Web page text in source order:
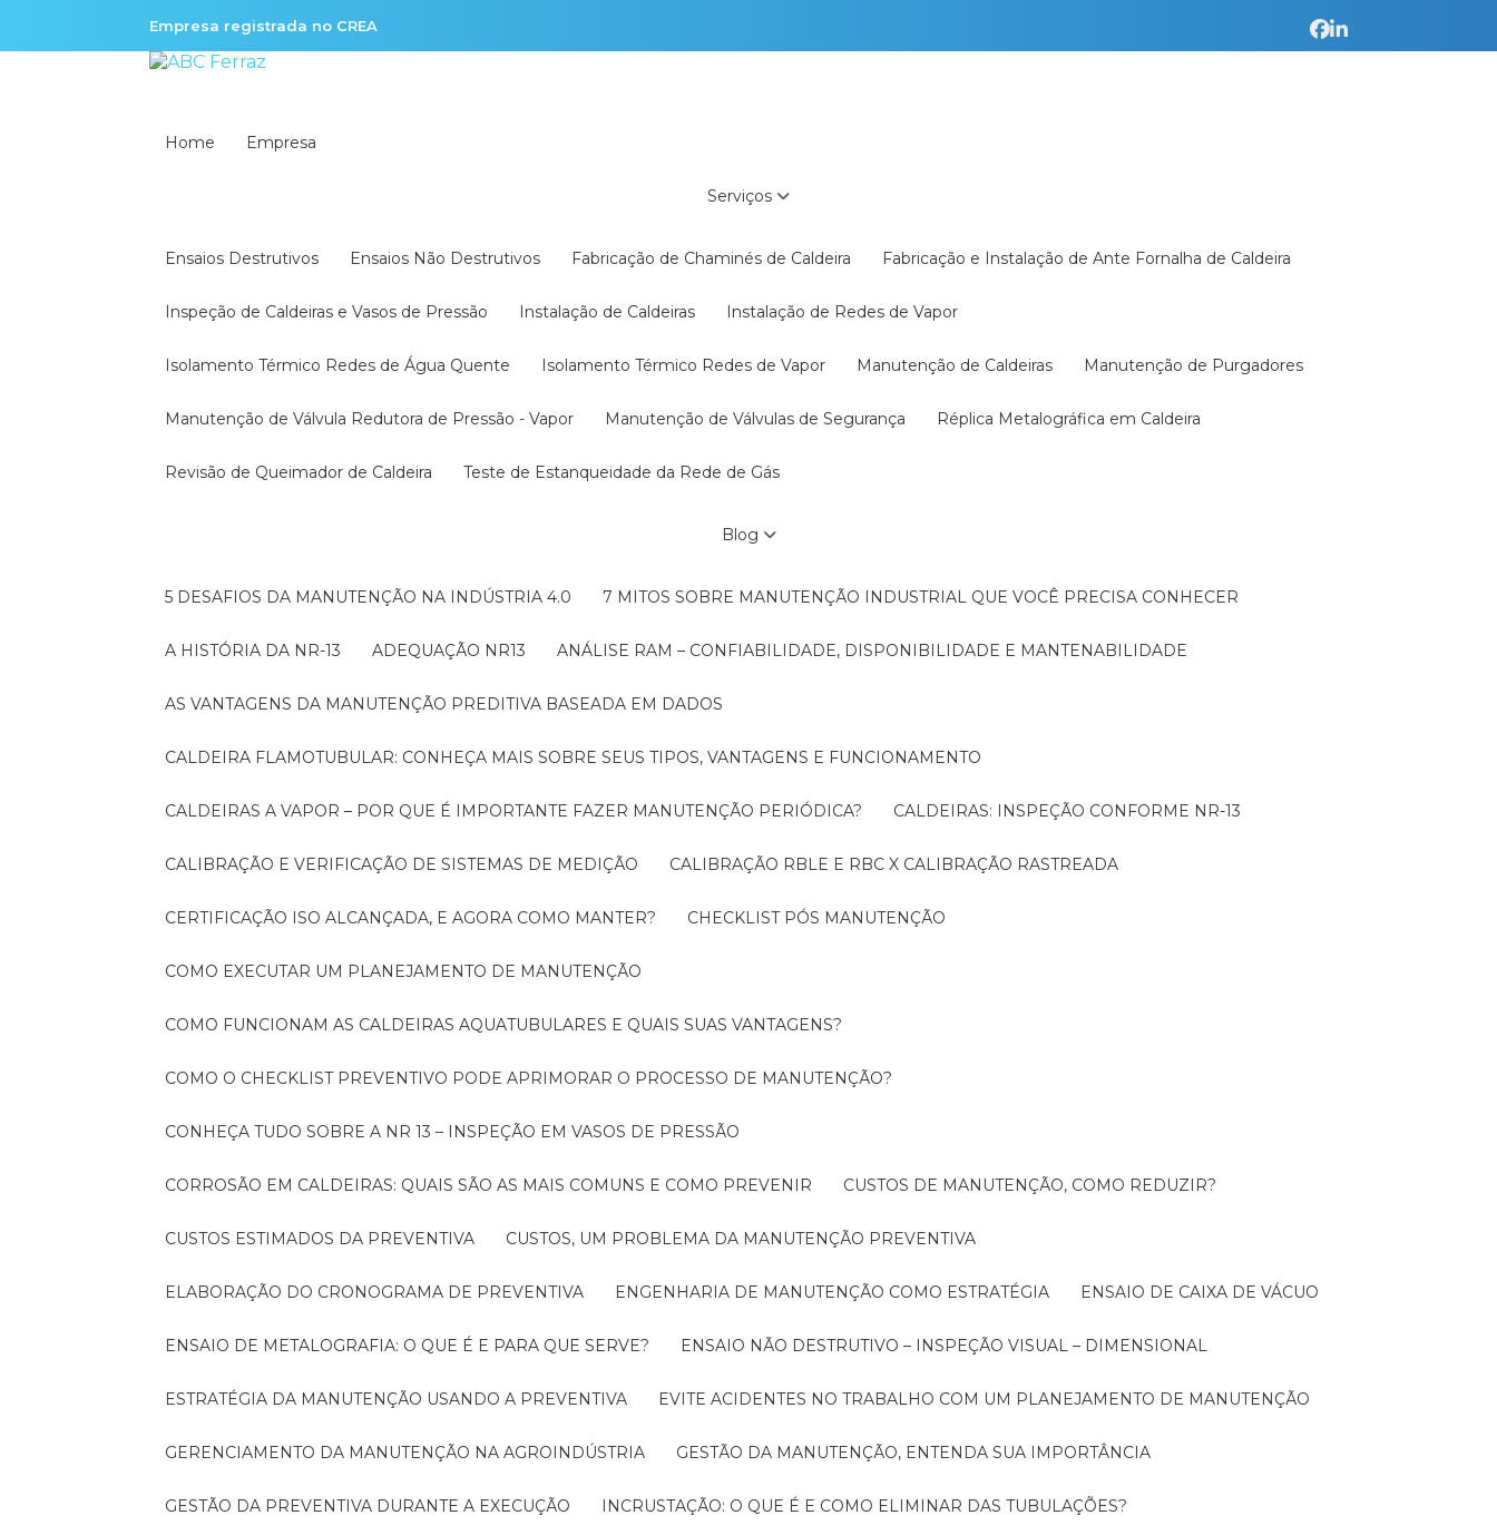
Empresa registrada no CREA
Home Empresa
Serviços
Ensaios Destrutivos Ensaios Não Destrutivos Fabricação de Chaminés de Caldeira Fabricação e Instalação de Ante Fornalha de Caldeira
Inspeção de Caldeiras e Vasos de Pressão Instalação de Caldeiras Instalação de Redes de Vapor
Isolamento Térmico Redes de Água Quente Isolamento Térmico Redes de Vapor Manutenção de Caldeiras Manutenção de Purgadores
Manutenção de Válvula Redutora de Pressão - Vapor Manutenção de Válvulas de Segurança Réplica Metalográfica em Caldeira
Revisão de Queimador de Caldeira Teste de Estanqueidade da Rede de Gás
Blog
5 DESAFIOS DA MANUTENÇÃO NA INDÚSTRIA 4.0 7 MITOS SOBRE MANUTENÇÃO INDUSTRIAL QUE VOCÊ PRECISA CONHECER
A HISTÓRIA DA NR-13 ADEQUAÇÃO NR13 ANÁLISE RAM – CONFIABILIDADE, DISPONIBILIDADE E MANTENABILIDADE
AS VANTAGENS DA MANUTENÇÃO PREDITIVA BASEADA EM DADOS
CALDEIRA FLAMOTUBULAR: CONHEÇA MAIS SOBRE SEUS TIPOS, VANTAGENS E FUNCIONAMENTO
CALDEIRAS A VAPOR – POR QUE É IMPORTANTE FAZER MANUTENÇÃO PERIÓDICA? CALDEIRAS: INSPEÇÃO CONFORME NR-13
CALIBRAÇÃO E VERIFICAÇÃO DE SISTEMAS DE MEDIÇÃO CALIBRAÇÃO RBLE E RBC X CALIBRAÇÃO RASTREADA
CERTIFICAÇÃO ISO ALCANÇADA, E AGORA COMO MANTER? CHECKLIST PÓS MANUTENÇÃO
COMO EXECUTAR UM PLANEJAMENTO DE MANUTENÇÃO
COMO FUNCIONAM AS CALDEIRAS AQUATUBULARES E QUAIS SUAS VANTAGENS?
COMO O CHECKLIST PREVENTIVO PODE APRIMORAR O PROCESSO DE MANUTENÇÃO?
CONHEÇA TUDO SOBRE A NR 13 – INSPEÇÃO EM VASOS DE PRESSÃO
CORROSÃO EM CALDEIRAS: QUAIS SÃO AS MAIS COMUNS E COMO PREVENIR CUSTOS DE MANUTENÇÃO, COMO REDUZIR?
CUSTOS ESTIMADOS DA PREVENTIVA CUSTOS, UM PROBLEMA DA MANUTENÇÃO PREVENTIVA
ELABORAÇÃO DO CRONOGRAMA DE PREVENTIVA ENGENHARIA DE MANUTENÇÃO COMO ESTRATÉGIA ENSAIO DE CAIXA DE VÁCUO
ENSAIO DE METALOGRAFIA: O QUE É E PARA QUE SERVE? ENSAIO NÃO DESTRUTIVO – INSPEÇÃO VISUAL – DIMENSIONAL
ESTRATÉGIA DA MANUTENÇÃO USANDO A PREVENTIVA EVITE ACIDENTES NO TRABALHO COM UM PLANEJAMENTO DE MANUTENÇÃO
GERENCIAMENTO DA MANUTENÇÃO NA AGROINDÚSTRIA GESTÃO DA MANUTENÇÃO, ENTENDA SUA IMPORTÂNCIA
GESTÃO DA PREVENTIVA DURANTE A EXECUÇÃO INCRUSTAÇÃO: O QUE É E COMO ELIMINAR DAS TUBULAÇÕES?